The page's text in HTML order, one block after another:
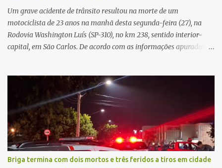
novamente contato com o suposto gerente, mas não obteve
resposta. Na segunda-fe...
Um grave acidente de trânsito resultou na morte de um
motociclista de 23 anos na manhã desta segunda-feira (27), na
Rodovia Washington Luís (SP-310), no km 238, sentido interior-
capital, em São Carlos. De acordo com as informações apuradas no
veículo, o trânsito estava lento e congestionado devido a obras
realizadas na rodovia, momento em que ocorreu o impacto. Com
a violência da colisão, o motociclista foi arremessado ao solo.
Testemunhas relataram que o capacete teria se desprendido
durante o acidente. O jovem sofreu ferimentos gravíssimos e
morreu ainda no local. Equipes de resgate e de atendimento da
concessionária responsável pela rodovia foram acionadas e
realizaram a sinalização da via, além de prestarem socorro à
Briga termina com dois mortos e três feridos a tiros em cidade